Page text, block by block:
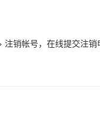
销帐号，在线提交注销